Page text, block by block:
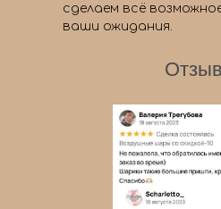
сделаем всё
ваши ожидания.